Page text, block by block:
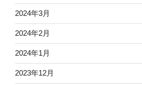
2024年3月
2024年2月
2024年1月
2023年12月